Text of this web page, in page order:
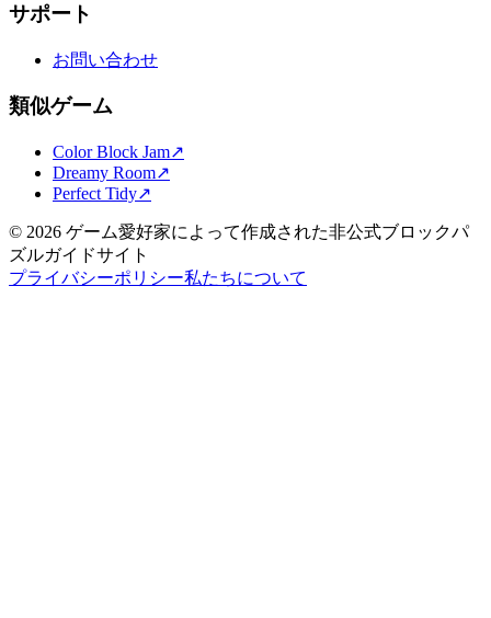
サポート
お問い合わせ
類似ゲーム
Color Block Jam↗️
Dreamy Room↗️
Perfect Tidy↗️
© 2026 ゲーム愛好家によって作成された非公式ブロックパ
ズルガイドサイト
プライバシーポリシー私たちについて